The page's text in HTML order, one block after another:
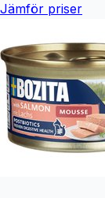
Jämför priser